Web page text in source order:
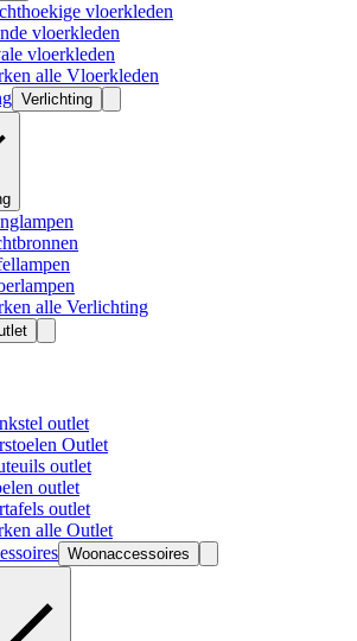
vloerkleden
vloerkleden
vloerkleden
alle Vloerkleden
Verlichting
alle Verlichting
outlet
Outlet
outlet
outlet
outlet
alle Outlet
Woonaccessoires